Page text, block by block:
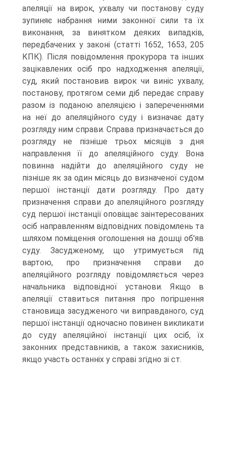
апеляції на вирок, ухвалу чи постанову суду
зупиняє набрання ними законної сили та їх
виконання, за винятком деяких випадків,
передбачених у законі (статті 1652, 1653, 205
КПК). Після повідомлення прокурора та інших
зацікавлених осіб про надходження апеляції,
суд, який постановив вирок чи виніс ухвалу,
постанову, протягом семи діб передає справу
разом із поданою апеляцією і запереченнями
на неї до апеляційного суду і визначає дату
розгляду ним справи. Справа призначається до
розгляду не пізніше трьох місяців з дня
направлення її до апеляційного суду. Вона
повинна надійти до апеляційного суду не
пізніше як за один місяць до визначеної судом
першої інстанції дати розгляду. Про дату
призначення справи до апеляційного розгляду
суд першої інстанції оповіщає заінтересованих
осіб направленням відповідних повідомлень та
шляхом поміщення оголошення на дошці об'яв
суду. Засудженому, що утримується під
вартою, про призначення справи до
апеляційного розгляду повідомляється через
начальника відповідної установи. Якщо в
апеляції ставиться питання про погіршення
становища засудженого чи виправданого, суд
першої інстанції одночасно повинен викликати
до суду апеляційної інстанції цих осіб, їх
законних представників, а також захисників,
якщо участь останніх у справі згідно зі ст.